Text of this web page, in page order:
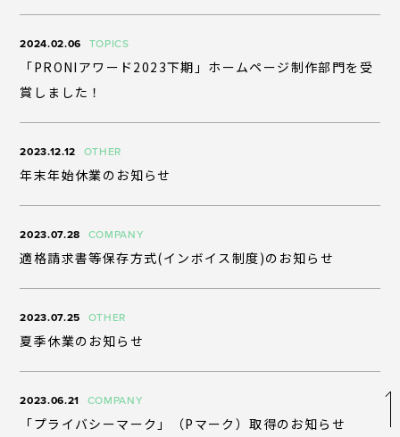
2024.02.06 TOPICS
「PRONIアワード2023下期」ホームページ制作部門を受
賞しました！
2023.12.12 OTHER
年末年始休業のお知らせ
2023.07.28 COMPANY
適格請求書等保存方式(インボイス制度)のお知らせ
2023.07.25 OTHER
夏季休業のお知らせ
2023.06.21 COMPANY
「プライバシーマーク」（Pマーク）取得のお知らせ
企業理念
代表挨拶
会社概要
アクセス